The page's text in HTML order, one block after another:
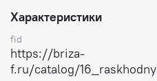
Характеристики
fid
https://briza-
f.ru/catalog/